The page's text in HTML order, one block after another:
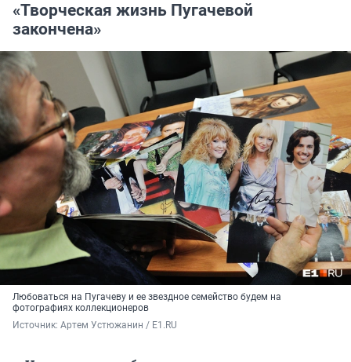
«Творческая жизнь Пугачевой
закончена»
Любоваться на Пугачеву и ее звездное семейство будем на
фотографиях коллекционеров
Источник: Артем Устюжанин / E1.RU